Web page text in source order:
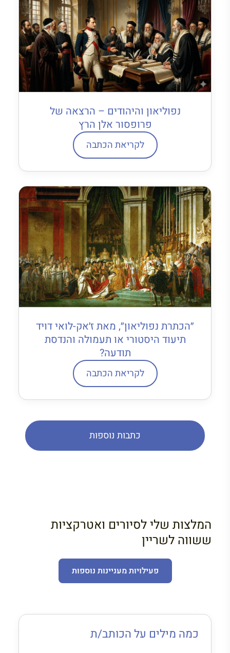
נפוליאון והיהודים – הרצאה של
פרופסור אלן הרץ
לקריאת הכתבה
״הכתרת נפוליאון״, מאת ז׳אק-לואי דויד
תיעוד היסטורי או תעמולה והנדסת
תודעה?
לקריאת הכתבה
כתבות נוספות
המלצות שלי לסיורים ואטרקציות
ששווה לשריין
פעילויות מעניינות נוספות
כמה מילים על הכותב/ת